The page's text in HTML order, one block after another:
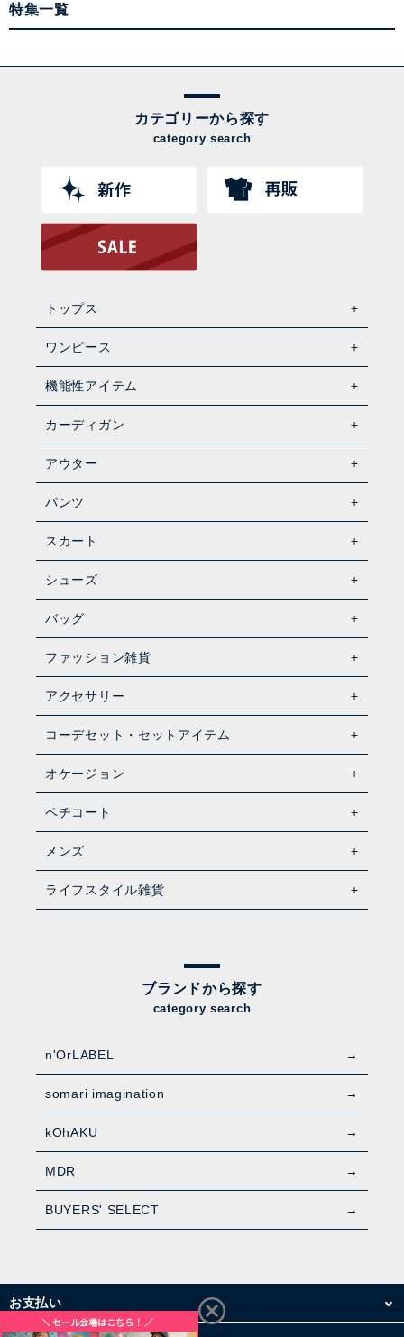
特集一覧
カテゴリーから探す
category search
トップス
ワンピース
機能性アイテム
カーディガン
アウター
パンツ
スカート
シューズ
バッグ
ファッション雑貨
アクセサリー
コーデセット・セットアイテム
オケージョン
ペチコート
メンズ
ライフスタイル雑貨
ブランドから探す
category search
n'OrLABEL
somari imagination
kOhAKU
MDR
BUYERS' SELECT
お支払い